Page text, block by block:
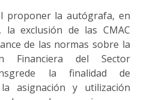
proponer la autógrafa, en
exclusión de las CMAC
de las normas sobre la
Financiera del Sector
la finalidad de
asignación y utilización